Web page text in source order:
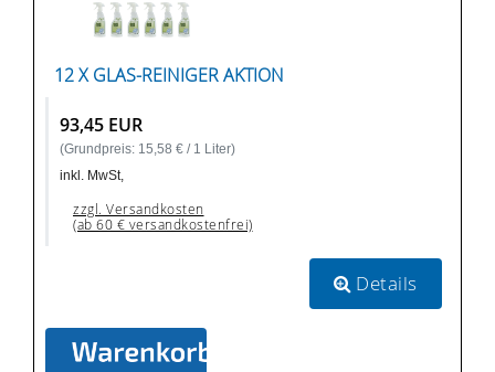
12 X GLAS-REINIGER AKTION
93,45 EUR
(Grundpreis: 15,58 € / 1 Liter)
inkl. MwSt,
zzgl. Versandkosten
(ab 60 € versandkostenfrei)
Details